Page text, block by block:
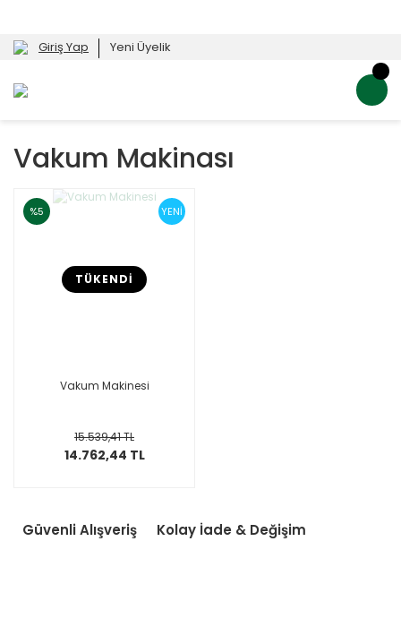
Giriş Yap Yeni Üyelik
Vakum Makinası
%5 YENİ
TÜKENDİ
Vakum Makinesi
15.539,41 TL
14.762,44 TL
Güvenli Alışveriş Kolay İade & Değişim